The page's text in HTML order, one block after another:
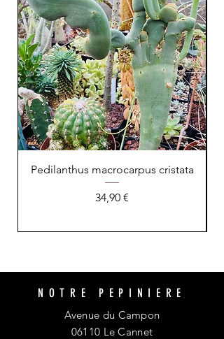
Pedilanthus macrocarpus cristata
Prix
34,90 €
NOTRE PEPINIERE
Avenue du Campon
06110 Le Cannet